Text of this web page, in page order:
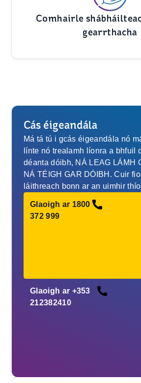
Comhairle
gearrthacha
Cás éigeandála
Má tá tú i gcás éigeandála nó
línte nó trealamh líonra a bhfuil
déanta dóibh, NÁ LEAG LÁMH
NÁ TÉIGH GAR DÓIBH. Cuir
láithreach bonn ar an uimhir
Glaoigh ar 1800
372 999
Glaoigh ar +353
212382410